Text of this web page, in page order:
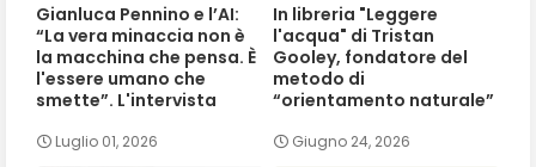
Gianluca Pennino e l’AI:
“La vera minaccia non è
la macchina che pensa. È
l'essere umano che
smette”. L'intervista
Luglio 01, 2026
In libreria "Leggere
l'acqua" di Tristan
Gooley, fondatore del
metodo di
“orientamento naturale”
Giugno 24, 2026